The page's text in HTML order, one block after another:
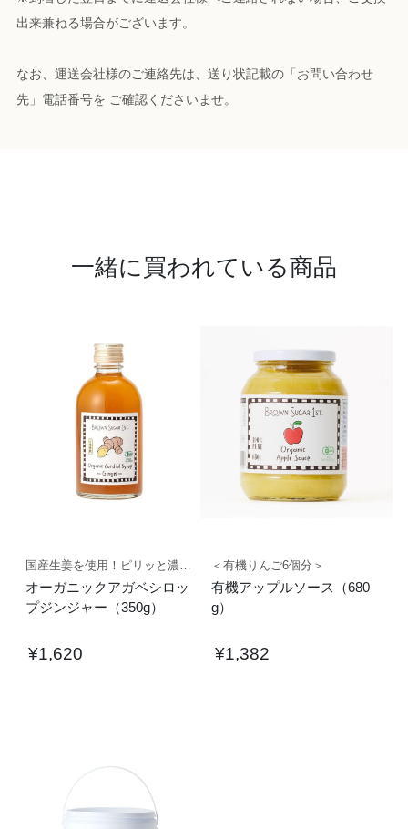
出来兼ねる場合がございます。
なお、運送会社様のご連絡先は、送り状記載の「お問い合わせ
先」電話番号を ご確認くださいませ。
一緒に買われている商品
オーガニックアガベシロッ
プジンジャー（350g）
¥1,620
＜有機りんご6個分＞
有機アップルソース（680
g）
¥1,382